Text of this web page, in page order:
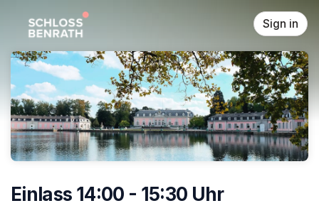
Sign in
Einlass 14:00 - 15:30 Uhr